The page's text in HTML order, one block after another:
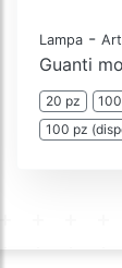
Lampa -
Guanti
20 pz
100 pz